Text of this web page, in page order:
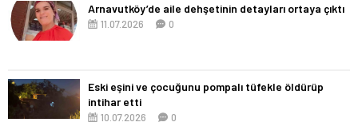
Arnavutköy’de aile dehşetinin detayları ortaya çıktı
11.07.2026 0
Eski eşini ve çocuğunu pompalı tüfekle öldürüp
intihar etti
10.07.2026 0